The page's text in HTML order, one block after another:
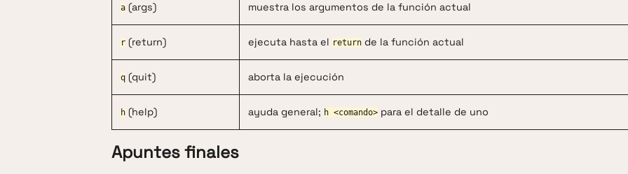
a (args) muestra los argumentos de la función actual
r (return) ejecuta hasta el return de la función actual
q (quit) aborta la ejecución
h (help) ayuda general; h <comando> para el detalle de uno
Apuntes finales